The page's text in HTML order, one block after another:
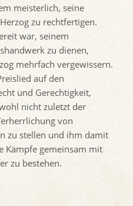
meisterlich, seine
zu rechtfertigen.
war, seinem
zu dienen,
mehrfach vergewissern.
auf den
und Gerechtigkeit,
nicht zuletzt der
von
zu stellen und ihm damit
Kämpfe gemeinsam mit
zu bestehen.